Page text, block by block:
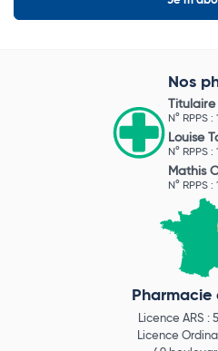
Nos
N° RPPS :
Louise
N° RPPS
Mathis
N° RPPS
Pharmacie
Licence ARS :
Licence